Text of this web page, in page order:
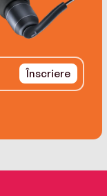
Înscriere